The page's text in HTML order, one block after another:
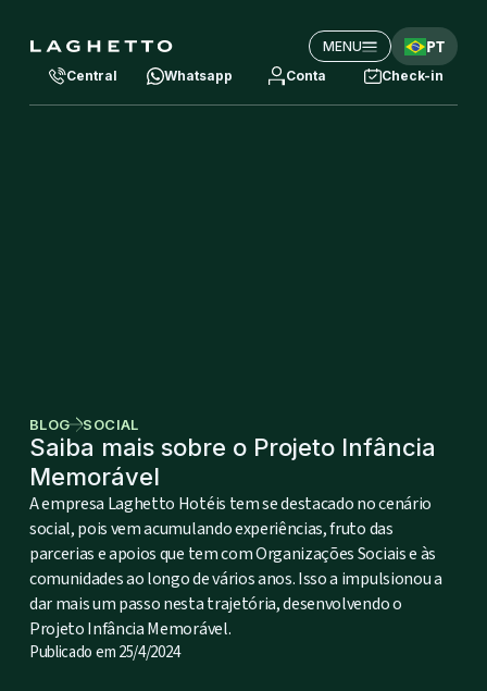
MENU PT
Central Whatsapp Conta Check-in
BLOG SOCIAL
Saiba mais sobre o Projeto Infância
Memorável
A empresa Laghetto Hotéis tem se destacado no cenário
social, pois vem acumulando experiências, fruto das
parcerias e apoios que tem com Organizações Sociais e às
comunidades ao longo de vários anos. Isso a impulsionou a
dar mais um passo nesta trajetória, desenvolvendo o
Projeto Infância Memorável.
Publicado em25/4/2024